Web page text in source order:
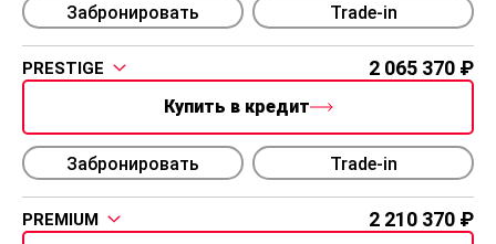
Забронировать Trade-in
PRESTIGE 2 065 370
Купить в кредит
Забронировать Trade-in
PREMIUM 2 210 370